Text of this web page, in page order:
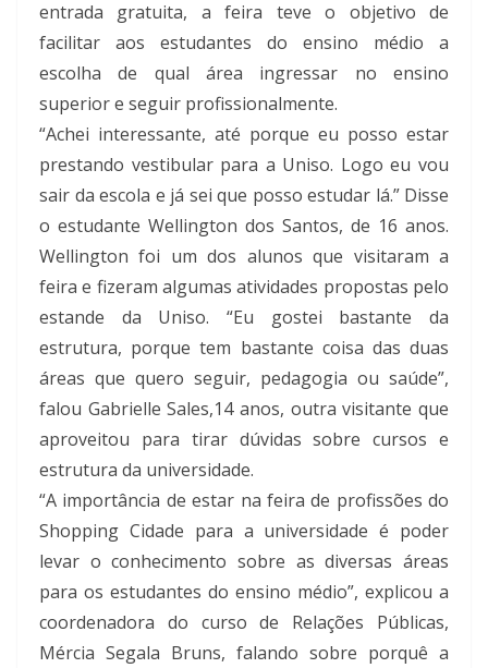
entrada gratuita, a feira teve o objetivo de
facilitar aos estudantes do ensino médio a
escolha de qual área ingressar no ensino
superior e seguir profissionalmente.
“Achei interessante, até porque eu posso estar
prestando vestibular para a Uniso. Logo eu vou
sair da escola e já sei que posso estudar lá.” Disse
o estudante Wellington dos Santos, de 16 anos.
Wellington foi um dos alunos que visitaram a
feira e fizeram algumas atividades propostas pelo
estande da Uniso. “Eu gostei bastante da
estrutura, porque tem bastante coisa das duas
áreas que quero seguir, pedagogia ou saúde”,
falou Gabrielle Sales,14 anos, outra visitante que
aproveitou para tirar dúvidas sobre cursos e
estrutura da universidade.
“A importância de estar na feira de profissões do
Shopping Cidade para a universidade é poder
levar o conhecimento sobre as diversas áreas
para os estudantes do ensino médio”, explicou a
coordenadora do curso de Relações Públicas,
Mércia Segala Bruns, falando sobre porquê a